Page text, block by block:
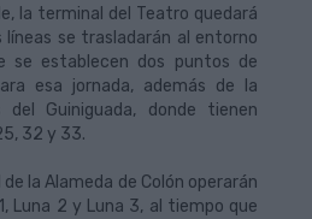
la terminal del Teatro quedará
se trasladarán al entorno
se establecen dos puntos de
esa jornada, además de la
Guiniguada, donde tienen
32 y 33.
la Alameda de Colón operarán
Luna 2 y Luna 3, al tiempo que